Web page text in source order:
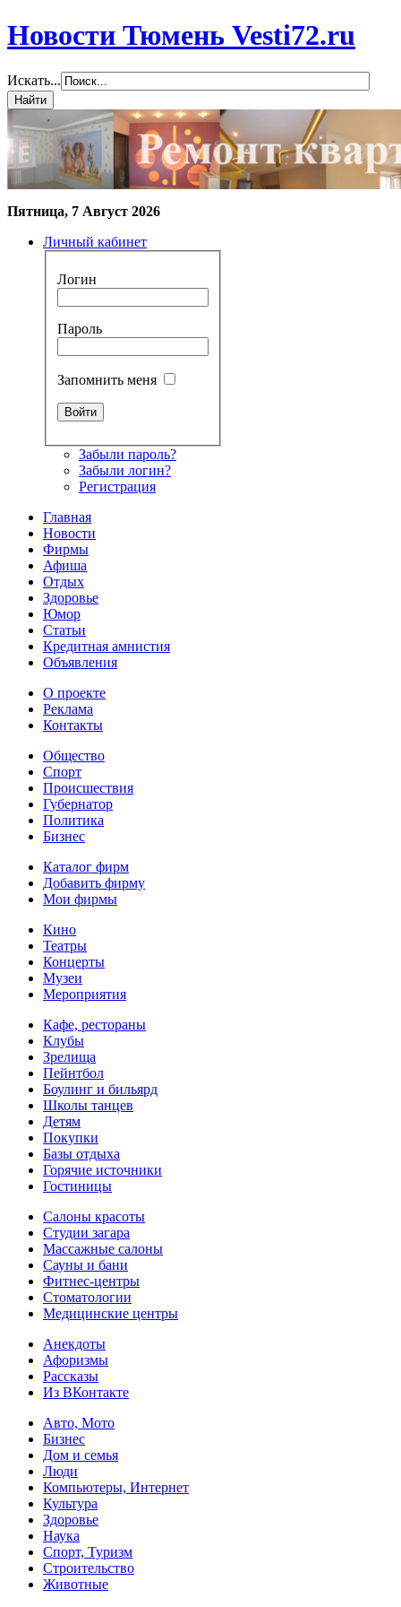
Новости Тюмень Vesti72.ru
Искать...
Пятница, 7 Август 2026
Личный кабинет
Логин
Пароль
Запомнить меня
Забыли пароль?
Забыли логин?
Регистрация
Главная
Новости
Фирмы
Афиша
Отдых
Здоровье
Юмор
Статьи
Кредитная амнистия
Объявления
О проекте
Реклама
Контакты
Общество
Спорт
Происшествия
Губернатор
Политика
Бизнес
Каталог фирм
Добавить фирму
Мои фирмы
Кино
Театры
Концерты
Музеи
Мероприятия
Кафе, рестораны
Клубы
Зрелища
Пейнтбол
Боулинг и бильярд
Школы танцев
Детям
Покупки
Базы отдыха
Горячие источники
Гостиницы
Салоны красоты
Студии загара
Массажные салоны
Сауны и бани
Фитнес-центры
Стоматологии
Медицинские центры
Анекдоты
Афоризмы
Рассказы
Из ВКонтакте
Авто, Мото
Бизнес
Дом и семья
Люди
Компьютеры, Интернет
Культура
Здоровье
Наука
Спорт, Туризм
Строительство
Животные